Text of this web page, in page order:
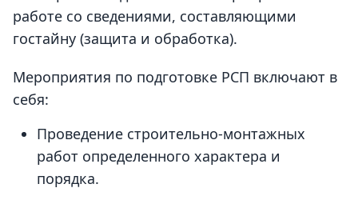
работе со сведениями, составляющими
гостайну (защита и обработка).
Мероприятия по подготовке РСП включают в
себя:
Проведение строительно-монтажных
работ определенного характера и
порядка.